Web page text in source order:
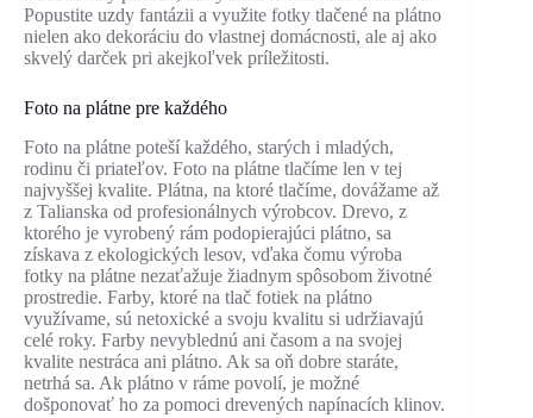
Popustite uzdy fantázii a využite fotky tlačené na plátno
nielen ako dekoráciu do vlastnej domácnosti, ale aj ako
skvelý darček pri akejkoľvek príležitosti.
Foto na plátne pre každého
Foto na plátne poteší každého, starých i mladých,
rodinu či priateľov. Foto na plátne tlačíme len v tej
najvyššej kvalite. Plátna, na ktoré tlačíme, dovážame až
z Talianska od profesionálnych výrobcov. Drevo, z
ktorého je vyrobený rám podopierajúci plátno, sa
získava z ekologických lesov, vďaka čomu výroba
fotky na plátne nezaťažuje žiadnym spôsobom životné
prostredie. Farby, ktoré na tlač fotiek na plátno
využívame, sú netoxické a svoju kvalitu si udržiavajú
celé roky. Farby nevyblednú ani časom a na svojej
kvalite nestráca ani plátno. Ak sa oň dobre staráte,
netrhá sa. Ak plátno v ráme povolí, je možné
došponovať ho za pomoci drevených napínacích klinov.